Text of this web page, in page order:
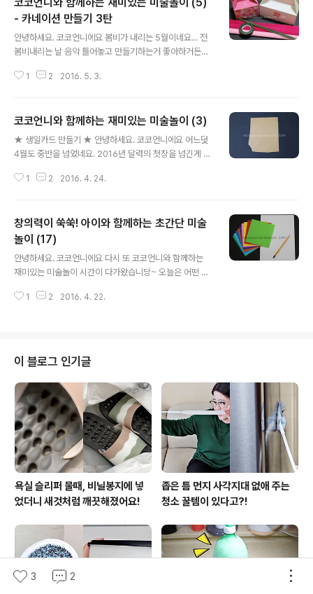
- 카네이션 만들기 3탄
안녕하세요. 코코언니에요 봄비가 내리는 5월이네요... 전
봄비내리는 날 음악 틀어놓고 만들기하는거 좋아하거든요.
에 집중한다는건 잡생각도 사라지고 오히려 머리를 비울
즈~ 오늘은 카네이션 바구니를 만들어볼거예요. 한 순간도
놓치지 마시고 코코언니와 함께하는 재미있는 미술놀이에
집중해주세요! 지금부터 시작합니당^^ 카네이션 만들기 3
~ 전 빨강색과 분홍색 주름지를 준비했고 꽃만드는 철사와
1 2 2016. 5. 3.
코코언니와 함께하는 재미있는 미술놀이 (3)
★ 생일카드 만들기 ★ 안녕하세요. 코코언니에요 어느덧
4월도 중반을 넘었네요. 2016년 달력의 첫장을 넘긴게 엊
먹고... ㅋ 얼마전 친구 생일이었어요. 20살에 만났는데 벌
나 키보드를 두드리는 일에 더 익숙해서인지 손글씨로 써
내려간 편지나 카드를 받는 일이 정말 드문것같아요... 가족
이나 친구들 생일날 간단하게 카드라도 써서 마음을 전해
보면 좋을 것 같아요^^ 그런 의미에서 오늘은 생일카드를
어떤 의미를 담아볼까 고민하다가 올해가 원숭이의해잖아
1 2 2016. 4. 24.
창의력이 쑥쑥! 아이와 함께하는 초간단 미술
놀이 (17)
안녕하세요. 코코언니에요 다시 또 코코언니와 함께하는
재미있는 미술놀이 시간이 다가왔습니당~ 오늘은 어떤 미
구 뒤져봅니다 ㅋㅋㅋ 이것저것 재료들을 보면서 고민고민
볼거예요. 준비됐으면 렛츠꼬우! ▼오늘의 주인공은 바로
이 색종이~ 색깔이 참 곱네요 ㅋㅋ 그리고 흰도화지와 그
리기도구가 필요해요. ▼먼저 앵무새를 그려주세요 ㅋㅋㅋ
ㅋㅋ 이게 앵무새인지는 잘 모르겠지만.... 인터넷으로 찾아
보고 따라 그렸는데 앵무새라기보단 그냥 조류.... 어떻게
보면 살찐 봉황같기도하고 ㅋ 역시 저는 그림쪽은..
1 2 2016. 4. 22.
이 블로그 인기글
욕실 슬리퍼 물때, 비닐봉지에 넣
었더니 새것처럼 깨끗해졌어요!
좁은 틈 먼지 사각지대 없애 주는
청소 꿀템이 있다고?!
3 2